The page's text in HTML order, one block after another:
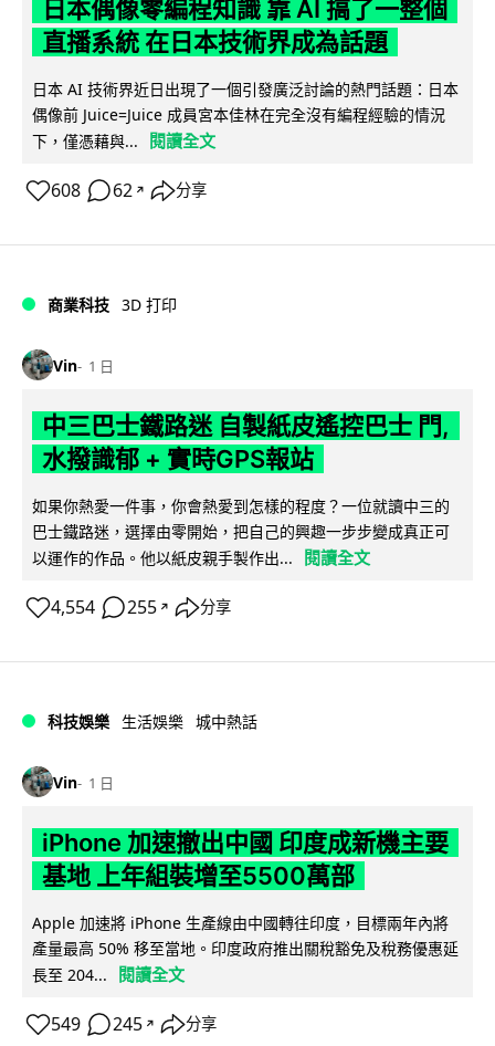
日本偶像零編程知識 靠 AI 搞了一整個
直播系統 在日本技術界成為話題
日本 AI 技術界近日出現了一個引發廣泛討論的熱門話題：日本
偶像前 Juice=Juice 成員宮本佳林在完全沒有編程經驗的情況
下，僅憑藉與...
閱讀全文
608 62 ↗ 分享
商業科技 3D 打印
Vin 1 日
中三巴士鐵路迷 自製紙皮遙控巴士 門,
水撥識郁 + 實時GPS報站
如果你熱愛一件事，你會熱愛到怎樣的程度？一位就讀中三的
巴士鐵路迷，選擇由零開始，把自己的興趣一步步變成真正可
以運作的作品。他以紙皮親手製作出...
閱讀全文
4,554 255 ↗ 分享
科技娛樂 生活娛樂 城中熱話
Vin 1 日
iPhone 加速撤出中國 印度成新機主要
基地 上年組裝增至5500萬部
Apple 加速將 iPhone 生產線由中國轉往印度，目標兩年內將
產量最高 50% 移至當地。印度政府推出關稅豁免及稅務優惠延
長至 204...
閱讀全文
549 245 ↗ 分享